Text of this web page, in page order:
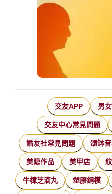
交友APP 男
交友中心常見問題
婚友社常見問題 頌缽
美睫作品 美甲店
牛樟芝滴丸 塑膠鋼模